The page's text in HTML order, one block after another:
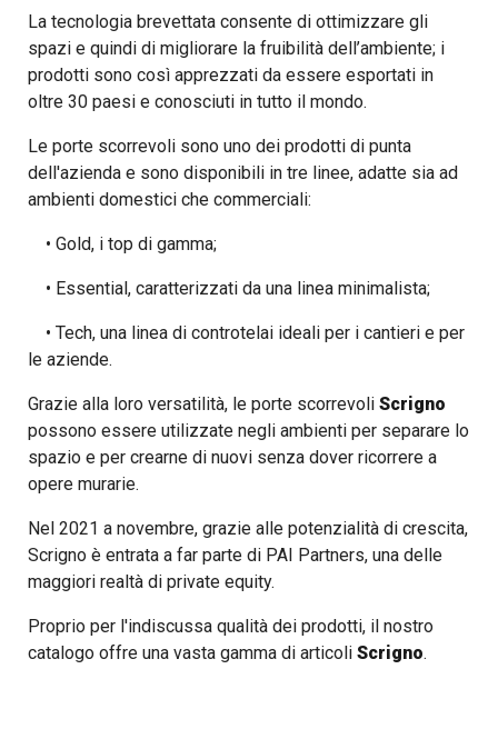
La tecnologia brevettata consente di ottimizzare gli
spazi e quindi di migliorare la fruibilità dell’ambiente; i
prodotti sono così apprezzati da essere esportati in
oltre 30 paesi e conosciuti in tutto il mondo.
Le porte scorrevoli sono uno dei prodotti di punta
dell'azienda e sono disponibili in tre linee, adatte sia ad
ambienti domestici che commerciali:
• Gold, i top di gamma;
• Essential, caratterizzati da una linea minimalista;
• Tech, una linea di controtelai ideali per i cantieri e per
le aziende.
Grazie alla loro versatilità, le porte scorrevoli Scrigno
possono essere utilizzate negli ambienti per separare lo
spazio e per crearne di nuovi senza dover ricorrere a
opere murarie.
Nel 2021 a novembre, grazie alle potenzialità di crescita,
Scrigno è entrata a far parte di PAI Partners, una delle
maggiori realtà di private equity.
Proprio per l'indiscussa qualità dei prodotti, il nostro
catalogo offre una vasta gamma di articoli Scrigno.